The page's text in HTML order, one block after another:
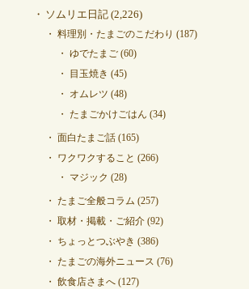
ソムリエ日記(2,226)
料理別・たまごのこだわり (187)
ゆでたまご(60)
目玉焼き (45)
オムレツ (48)
たまごかけごはん (34)
面白たまご話(165)
ワクワクすること (266)
マジック (28)
たまご全般コラム (257)
取材・掲載・ご紹介(92)
ちょっとつぶやき (386)
たまごの海外ニュース (76)
飲食店さまへ(127)